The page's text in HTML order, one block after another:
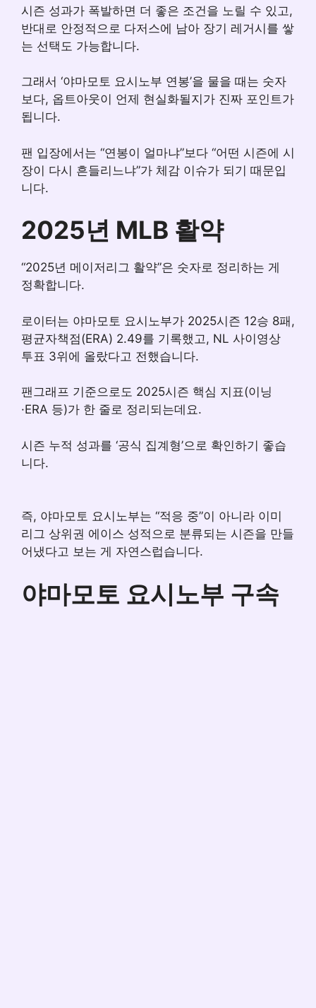
시즌 성과가 폭발하면 더 좋은 조건을 노릴 수 있고,
반대로 안정적으로 다저스에 남아 장기 레거시를 쌓
는 선택도 가능합니다.
그래서 ‘야마모토 요시노부 연봉’을 물을 때는 숫자
보다, 옵트아웃이 언제 현실화될지가 진짜 포인트가
됩니다.
팬 입장에서는 “연봉이 얼마냐”보다 “어떤 시즌에 시
장이 다시 흔들리느냐”가 체감 이슈가 되기 때문입
니다.
2025년 MLB 활약
“2025년 메이저리그 활약”은 숫자로 정리하는 게
정확합니다.
로이터는 야마모토 요시노부가 2025시즌 12승 8패,
평균자책점(ERA) 2.49를 기록했고, NL 사이영상
투표 3위에 올랐다고 전했습니다.
팬그래프 기준으로도 2025시즌 핵심 지표(이닝
·ERA 등)가 한 줄로 정리되는데요.
시즌 누적 성과를 ‘공식 집계형’으로 확인하기 좋습
니다.
즉, 야마모토 요시노부는 “적응 중”이 아니라 이미
리그 상위권 에이스 성적으로 분류되는 시즌을 만들
어냈다고 보는 게 자연스럽습니다.
야마모토 요시노부 구속